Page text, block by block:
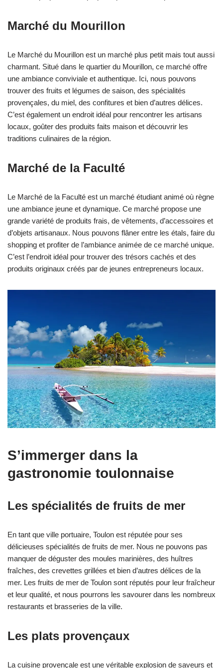
Marché du Mourillon
Le Marché du Mourillon est un marché plus petit mais tout aussi
charmant. Situé dans le quartier du Mourillon, ce marché offre
une ambiance conviviale et authentique. Ici, nous pouvons
trouver des fruits et légumes de saison, des spécialités
provençales, du miel, des confitures et bien d’autres délices.
C’est également un endroit idéal pour rencontrer les artisans
locaux, goûter des produits faits maison et découvrir les
traditions culinaires de la région.
Marché de la Faculté
Le Marché de la Faculté est un marché étudiant animé où règne
une ambiance jeune et dynamique. Ce marché propose une
grande variété de produits frais, de vêtements, d’accessoires et
d’objets artisanaux. Nous pouvons flâner entre les étals, faire du
shopping et profiter de l’ambiance animée de ce marché unique.
C’est l’endroit idéal pour trouver des trésors cachés et des
produits originaux créés par de jeunes entrepreneurs locaux.
S’immerger dans la
gastronomie toulonnaise
Les spécialités de fruits de mer
En tant que ville portuaire, Toulon est réputée pour ses
délicieuses spécialités de fruits de mer. Nous ne pouvons pas
manquer de déguster des moules marinières, des huîtres
fraîches, des crevettes grillées et bien d’autres délices de la
mer. Les fruits de mer de Toulon sont réputés pour leur fraîcheur
et leur qualité, et nous pourrons les savourer dans les nombreux
restaurants et brasseries de la ville.
Les plats provençaux
La cuisine provençale est une véritable explosion de saveurs et